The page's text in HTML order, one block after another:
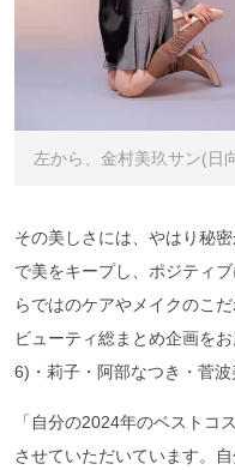
左から、金村美玖サン(日
その美しさには、やはり
で美をキープし、ポジティ
らではのケアやメイクのこ
ビューティ総まとめ企画を
6)・莉子・阿部なつき・菅波
「自分の2024年のベストコ
させていただいています。